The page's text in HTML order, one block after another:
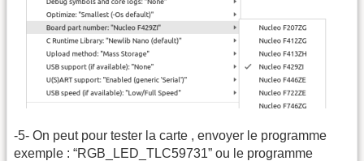
-5- On peut pour tester la carte , envoyer le programme
exemple : “RGB_LED_TLC59731” ou le programme